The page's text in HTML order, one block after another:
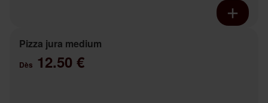
Pizza jura medium
Dès 12.50 €